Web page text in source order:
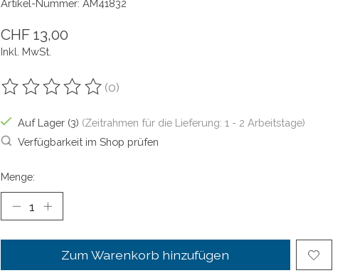
Artikel-Nummer: AM41832
CHF 13,00
Inkl. MwSt.
Die Bewertung dieses Produkts ist
(0)
Auf Lager (3) (Zeitrahmen für die Lieferung: 1 - 2 Arbeitstage)
Verfügbarkeit im Shop prüfen
Menge:
Zum Warenkorb hinzufügen